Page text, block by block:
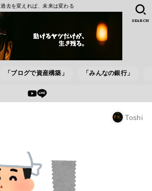
過去を変えれば、未来は変わる
「ブログで資産構築」 「みんなの銀行」
SEARCH
Toshi